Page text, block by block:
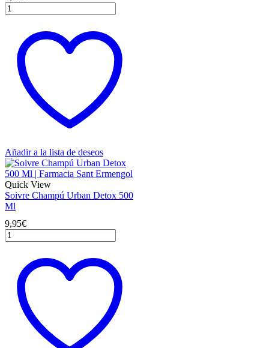
Nosa
Loción
Quassia
150Ml
cantidad
Añadir a la lista de deseos
Quick View
Soivre Champú Urban Detox 500
Ml
9,95€
Soivre
Champú
Detox
500
cantidad